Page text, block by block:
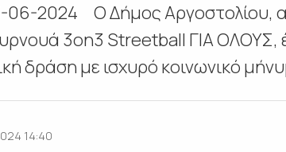
06-2024 Ο Δήμος Αργοστολίου,
3on3 Streetball ΓΙΑ
δράση με ισχυρό κοινωνικό
14:40